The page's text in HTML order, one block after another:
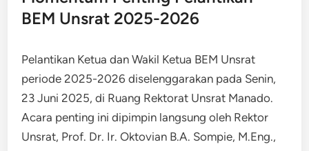
BEM Unsrat 2025-2026
Pelantikan Ketua dan Wakil Ketua BEM Unsrat
periode 2025-2026 diselenggarakan pada Senin,
23 Juni 2025, di Ruang Rektorat Unsrat Manado.
Acara penting ini dipimpin langsung oleh Rektor
Unsrat, Prof. Dr. Ir. Oktovian B.A. Sompie, M.Eng.,